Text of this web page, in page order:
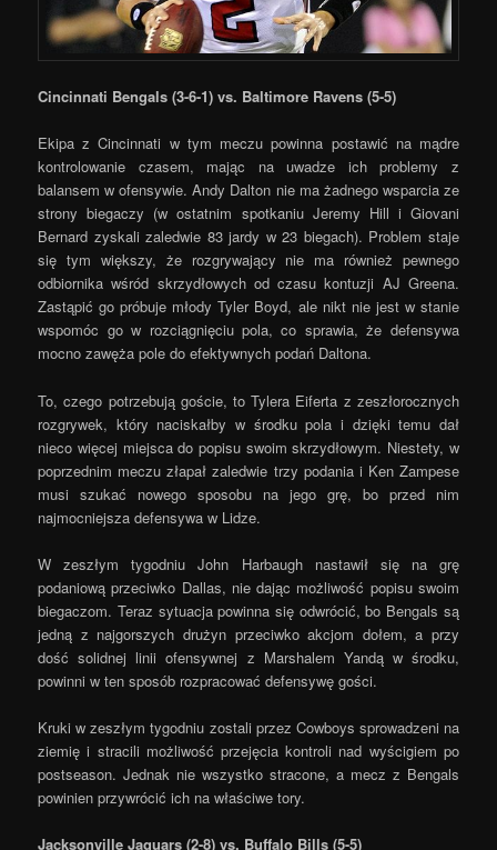
Cincinnati Bengals (3-6-1) vs. Baltimore Ravens (5-5)
Ekipa z Cincinnati w tym meczu powinna postawić na mądre
kontrolowanie czasem, mając na uwadze ich problemy z
balansem w ofensywie. Andy Dalton nie ma żadnego wsparcia ze
strony biegaczy (w ostatnim spotkaniu Jeremy Hill i Giovani
Bernard zyskali zaledwie 83 jardy w 23 biegach). Problem staje
się tym większy, że rozgrywający nie ma również pewnego
odbiornika wśród skrzydłowych od czasu kontuzji AJ Greena.
Zastąpić go próbuje młody Tyler Boyd, ale nikt nie jest w stanie
wspomóc go w rozciągnięciu pola, co sprawia, że defensywa
mocno zawęża pole do efektywnych podań Daltona.
To, czego potrzebują goście, to Tylera Eiferta z zeszłorocznych
rozgrywek, który naciskałby w środku pola i dzięki temu dał
nieco więcej miejsca do popisu swoim skrzydłowym. Niestety, w
poprzednim meczu złapał zaledwie trzy podania i Ken Zampese
musi szukać nowego sposobu na jego grę, bo przed nim
najmocniejsza defensywa w Lidze.
W zeszłym tygodniu John Harbaugh nastawił się na grę
podaniową przeciwko Dallas, nie dając możliwość popisu swoim
biegaczom. Teraz sytuacja powinna się odwrócić, bo Bengals są
jedną z najgorszych drużyn przeciwko akcjom dołem, a przy
dość solidnej linii ofensywnej z Marshalem Yandą w środku,
powinni w ten sposób rozpracować defensywę gości.
Kruki w zeszłym tygodniu zostali przez Cowboys sprowadzeni na
ziemię i stracili możliwość przejęcia kontroli nad wyścigiem po
postseason. Jednak nie wszystko stracone, a mecz z Bengals
powinien przywrócić ich na właściwe tory.
Jacksonville Jaguars (2-8) vs. Buffalo Bills (5-5)